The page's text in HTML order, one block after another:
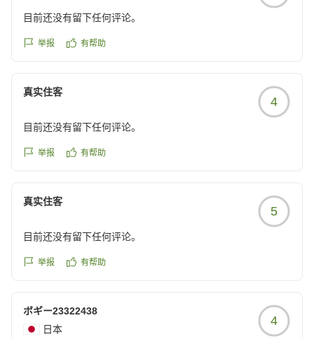
目前还没有留下任何评论。
举报 有帮助
真实住客
4
目前还没有留下任何评论。
举报 有帮助
真实住客
5
目前还没有留下任何评论。
举报 有帮助
ボギー23322438
日本
4